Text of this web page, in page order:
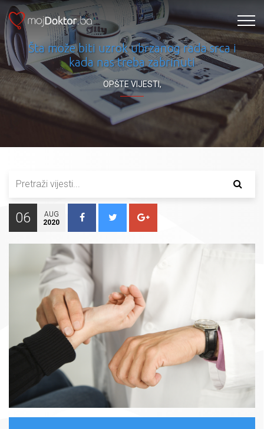
Šta može biti uzrok ubrzanog rada srca i
kada nas treba zabrinuti
OPŠTE VIJESTI,
06
AUG
2020